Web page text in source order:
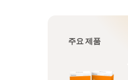
주요 제품